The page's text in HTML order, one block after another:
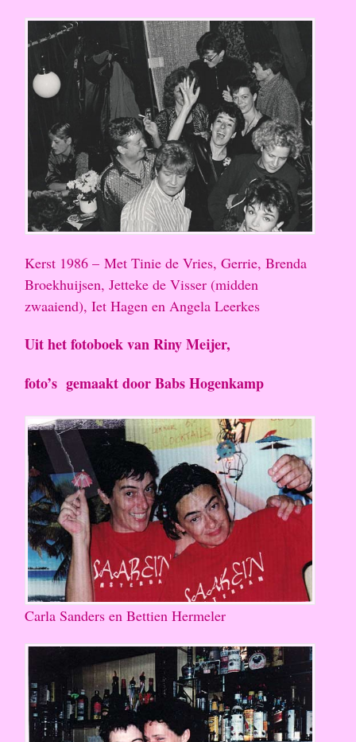
Kerst 1986 – Met Tinie de Vries, Gerrie, Brenda
Broekhuijsen, Jetteke de Visser (midden
zwaaiend), Iet Hagen en Angela Leerkes
Uit het fotoboek van Riny Meijer,
foto’s gemaakt door Babs Hogenkamp
Carla Sanders en Bettien Hermeler